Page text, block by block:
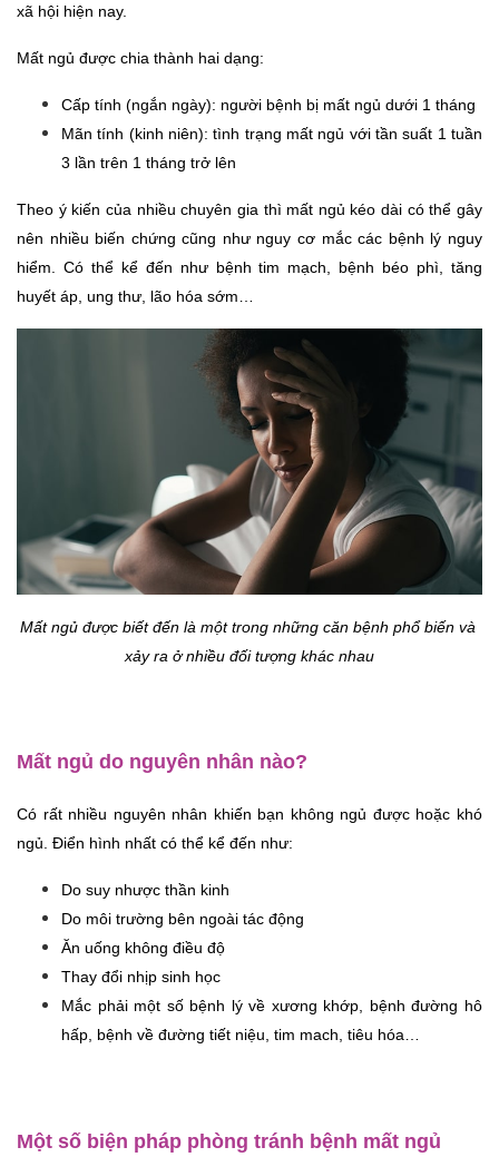
xã hội hiện nay.
Mất ngủ được chia thành hai dạng:
Cấp tính (ngắn ngày): người bệnh bị mất ngủ dưới 1 tháng
Mãn tính (kinh niên): tình trạng mất ngủ với tần suất 1 tuần
3 lần trên 1 tháng trở lên
Theo ý kiến của nhiều chuyên gia thì mất ngủ kéo dài có thể gây
nên nhiều biến chứng cũng như nguy cơ mắc các bệnh lý nguy
hiểm. Có thể kể đến như bệnh tim mạch, bệnh béo phì, tăng
huyết áp, ung thư, lão hóa sớm…
Mất ngủ được biết đến là một trong những căn bệnh phổ biến và
xảy ra ở nhiều đối tượng khác nhau
Mất ngủ do nguyên nhân nào?
Có rất nhiều nguyên nhân khiến bạn không ngủ được hoặc khó
ngủ. Điển hình nhất có thể kể đến như:
Do suy nhược thần kinh
Do môi trường bên ngoài tác động
Ăn uống không điều độ
Thay đổi nhịp sinh học
Mắc phải một số bệnh lý về xương khớp, bệnh đường hô
hấp, bệnh về đường tiết niệu, tim mach, tiêu hóa…
Một số biện pháp phòng tránh bệnh mất ngủ